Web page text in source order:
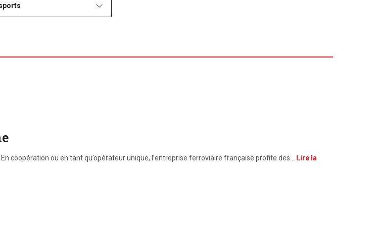
coopération ou en tant qu’opérateur unique, l’entreprise ferroviaire française profite des…
Lire la